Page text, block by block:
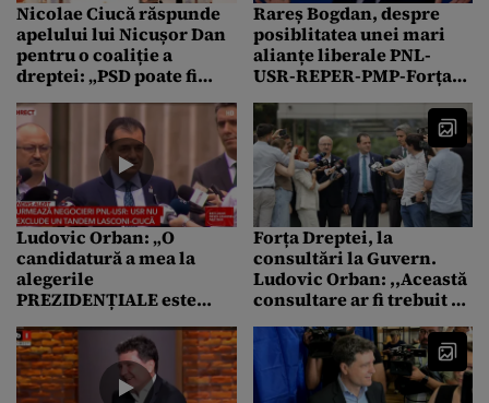
Nicolae Ciucă răspunde
apelului lui Nicușor Dan
pentru o coaliție a
dreptei: „PSD poate fi
singurul care poate face
acest lucru”
Rareș Bogdan, despre
posiblitatea unei mari
alianțe liberale PNL-
USR-REPER-PMP-Forța
împărțit sărăcia”
Ludovic Orban: „O
candidatură a mea la
alegerile
PREZIDENȚIALE este
Forța Dreptei, la
consultări la Guvern.
Ludovic Orban: ,,Această
consultare ar fi trebuit să
anului”